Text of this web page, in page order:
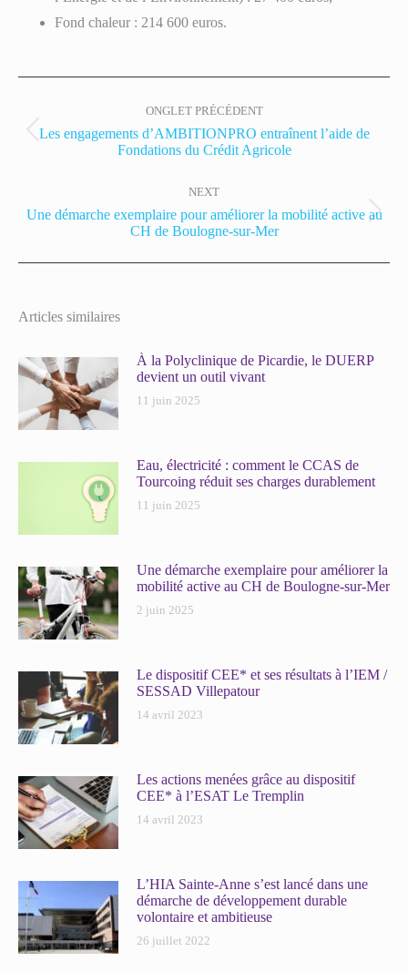
Fond chaleur : 214 600 euros.
ONGLET PRÉCÉDENT
Les engagements d’AMBITIONPRO entraînent l’aide de
Fondations du Crédit Agricole
NEXT
Une démarche exemplaire pour améliorer la mobilité active au
CH de Boulogne-sur-Mer
Articles similaires
À la Polyclinique de Picardie, le DUERP
devient un outil vivant
11 juin 2025
Eau, électricité : comment le CCAS de
Tourcoing réduit ses charges durablement
11 juin 2025
Une démarche exemplaire pour améliorer la
mobilité active au CH de Boulogne-sur-Mer
2 juin 2025
Le dispositif CEE* et ses résultats à l’IEM /
SESSAD Villepatour
14 avril 2023
Les actions menées grâce au dispositif
CEE* à l’ESAT Le Tremplin
14 avril 2023
L’HIA Sainte-Anne s’est lancé dans une
démarche de développement durable
volontaire et ambitieuse
26 juillet 2022